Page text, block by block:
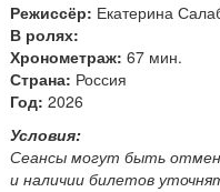
Режиссёр: Екатерина
В ролях:
Хронометраж: 67 мин.
Страна: Россия
Год: 2026
Условия:
Сеансы могут быть
и наличии билетов